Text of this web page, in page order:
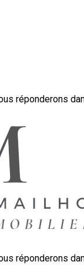
réponderons
réponderons